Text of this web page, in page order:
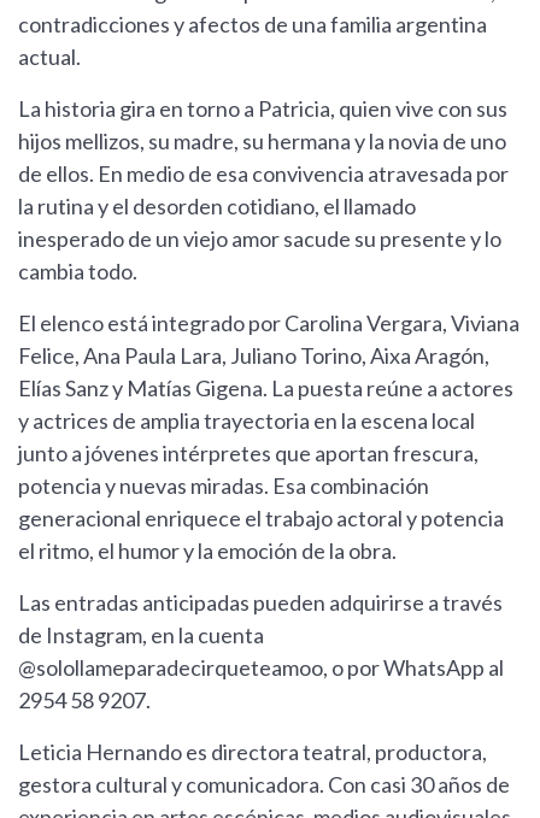
contradicciones y afectos de una familia argentina
actual.
La historia gira en torno a Patricia, quien vive con sus
hijos mellizos, su madre, su hermana y la novia de uno
de ellos. En medio de esa convivencia atravesada por
la rutina y el desorden cotidiano, el llamado
inesperado de un viejo amor sacude su presente y lo
cambia todo.
El elenco está integrado por Carolina Vergara, Viviana
Felice, Ana Paula Lara, Juliano Torino, Aixa Aragón,
Elías Sanz y Matías Gigena. La puesta reúne a actores
y actrices de amplia trayectoria en la escena local
junto a jóvenes intérpretes que aportan frescura,
potencia y nuevas miradas. Esa combinación
generacional enriquece el trabajo actoral y potencia
el ritmo, el humor y la emoción de la obra.
Las entradas anticipadas pueden adquirirse a través
de Instagram, en la cuenta
@solollameparadecirqueteamoo, o por WhatsApp al
2954 58 9207.
Leticia Hernando es directora teatral, productora,
gestora cultural y comunicadora. Con casi 30 años de